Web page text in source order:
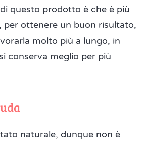
questo prodotto è che è più
per ottenere un buon risultato,
molto più a lungo, in
conserva meglio per più
naturale, dunque non è